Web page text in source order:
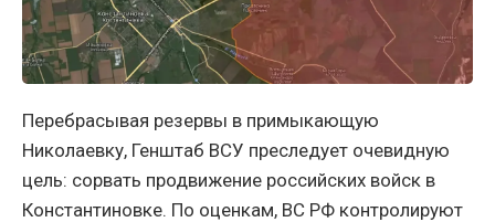
Перебрасывая резервы в примыкающую
Николаевку, Генштаб ВСУ преследует очевидную
цель: сорвать продвижение российских войск в
Константиновке. По оценкам, ВС РФ контролируют